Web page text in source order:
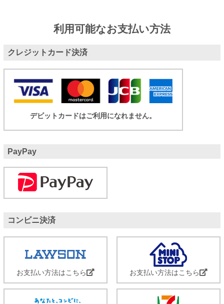
利用可能なお支払い方法
クレジットカード決済
デビットカードはご利用になれません。
PayPay
コンビニ決済
お支払い方法はこちら お支払い方法はこちら